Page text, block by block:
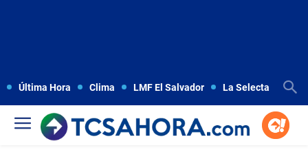
Última Hora Clima LMF El Salvador La Selecta